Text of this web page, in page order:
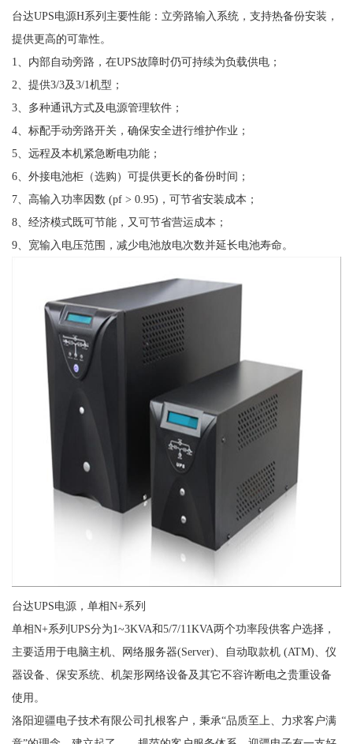
台达UPS电源H系列主要性能：立旁路输入系统，支持热备份安装，
提供更高的可靠性。
1、内部自动旁路，在UPS故障时仍可持续为负载供电；
2、提供3/3及3/1机型；
3、多种通讯方式及电源管理软件；
4、标配手动旁路开关，确保安全进行维护作业；
5、远程及本机紧急断电功能；
6、外接电池柜（选购）可提供更长的备份时间；
7、高输入功率因数 (pf > 0.95)，可节省安装成本；
8、经济模式既可节能，又可节省营运成本；
9、宽输入电压范围，减少电池放电次数并延长电池寿命。
台达UPS电源，单相N+系列
单相N+系列UPS分为1~3KVA和5/7/11KVA两个功率段供客户选择，
主要适用于电脑主机、网络服务器(Server)、自动取款机 (ATM)、仪
器设备、保安系统、机架形网络设备及其它不容许断电之贵重设备
使用。
洛阳迎疆电子技术有限公司扎根客户，秉承“品质至上、力求客户满